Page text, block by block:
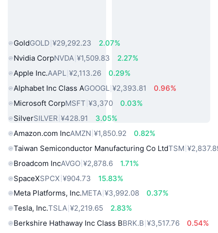
GoldGOLD ¥29,292.23
2.07%
Nvidia CorpNVDA ¥1,509.83
2.27%
Apple Inc.AAPL ¥2,113.26
0.29%
Alphabet Inc Class AGOOGL ¥2,393.81
0.96%
Microsoft CorpMSFT ¥3,370
0.03%
SilverSILVER ¥428.91
3.05%
Amazon.com IncAMZN ¥1,850.92
0.82%
Taiwan Semiconductor Manufacturing Co LtdTSM
Broadcom IncAVGO ¥2,878.6
1.71%
SpaceXSPCX ¥904.73
15.83%
Meta Platforms, Inc.META ¥3,992.08
0.37%
Tesla, Inc.TSLA ¥2,219.65
2.83%
Berkshire Hathaway Inc Class BBRK.B ¥3,517.76
0.54%